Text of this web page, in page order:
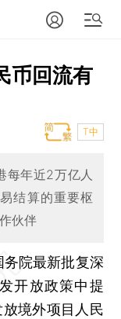
币回流有
T中
每年近2万亿人
结算的重要枢
伙伴
务院最新批复深
开放政策中提
境外项目人民